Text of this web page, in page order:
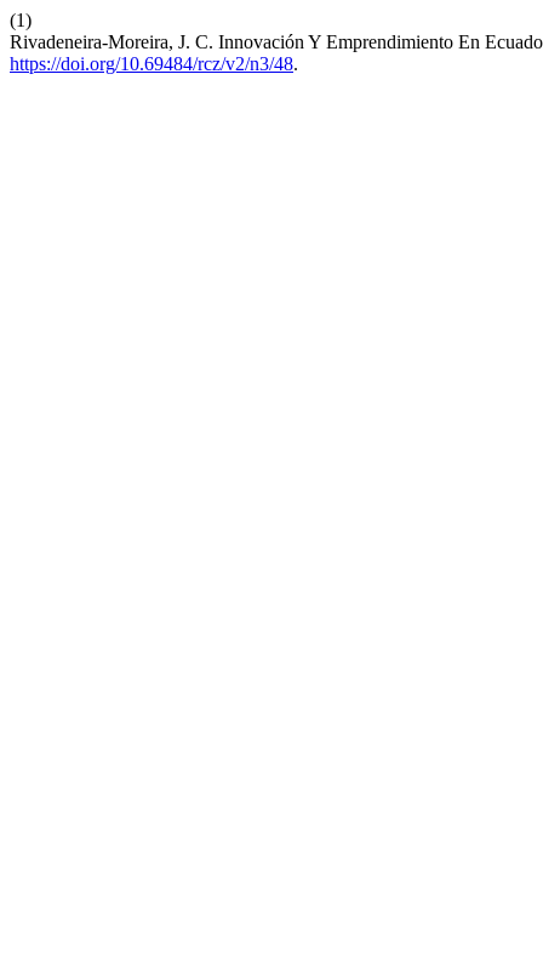
(1)
Rivadeneira-Moreira, J. C. Innovación Y Emprendimiento En
https://doi.org/10.69484/rcz/v2/n3/48.